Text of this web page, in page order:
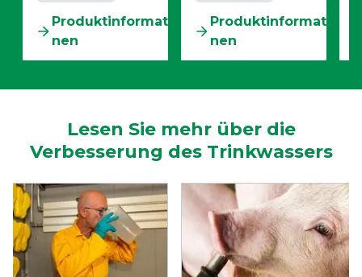
Produktinformatio
nen
Produktinformatio
nen
Lesen Sie mehr über die
Verbesserung des Trinkwassers